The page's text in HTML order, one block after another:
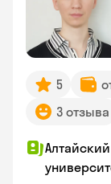
5
3 отзыва